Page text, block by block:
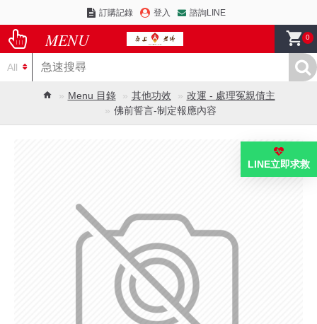
訂購記錄 登入 諮詢LINE
0
All
Menu 目錄 其他功效
改運 - 處理冤親債主
佛前誓言-制定報應內容
NEW
LINE立即求救